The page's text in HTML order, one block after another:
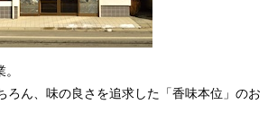
ろん、味の良さを追求した「香味本位」のお